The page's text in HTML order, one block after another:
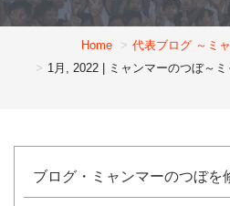
Home 代表ブログ ～ミ
1月, 2022 | ミャンマーのつぼ～
ブログ・ミャンマーのつぼを